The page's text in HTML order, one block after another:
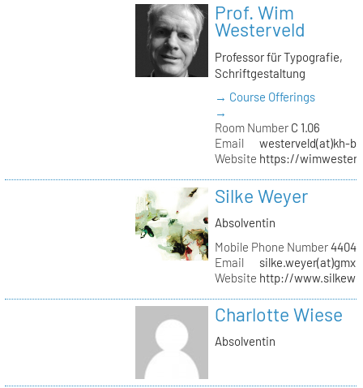
Prof. Wim
Westerveld
Professor für Typografie,
Schriftgestaltung
→ Course Offerings
→
Room NumberC 1.06
Email
westerveld(at)kh-
Website https://
Silke Weyer
Absolventin
Mobile Phone Number
Email
Website http://
Charlotte Wiese
Absolventin